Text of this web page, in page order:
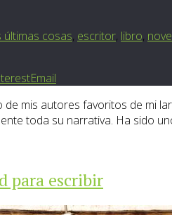
últimas cosas, escritor, libro,
Email
de mis autores favoritos de mi
toda su narrativa. Ha sido
para escribir